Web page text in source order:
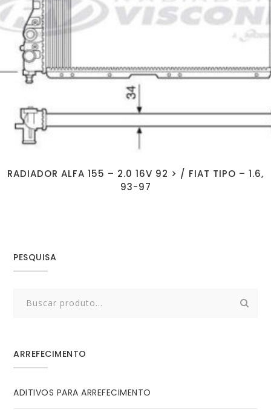
RADIADOR ALFA 155 – 2.0 16V 92 > / FIAT TIPO – 1.6,
93-97
PESQUISA
ARREFECIMENTO
ADITIVOS PARA ARREFECIMENTO